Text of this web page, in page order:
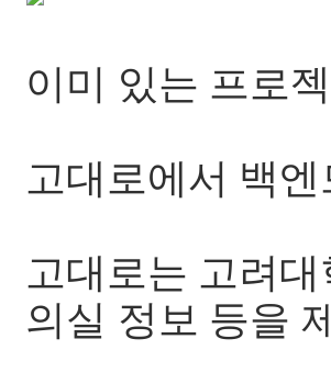
이미 있는 프로
고대로에서 백
고대로는 고려
의실 정보 등을